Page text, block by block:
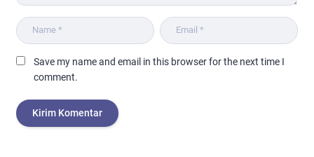
Save my name and email in this browser for the next time I
comment.